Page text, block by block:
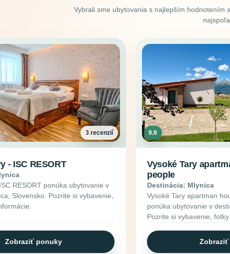
Vybrali sme ubytovania s najlepším
3 recenzií
- ISC RESORT
RESORT ponúka ubytovanie v
Slovensko. Pozrite si vybavenie,
Zobraziť ponuky
9.9
Vysoké Tary
people
Destinácia: Mlynica
Vysoké Tary apartman
ponúka ubytovanie v
Pozrite si vybavenie,